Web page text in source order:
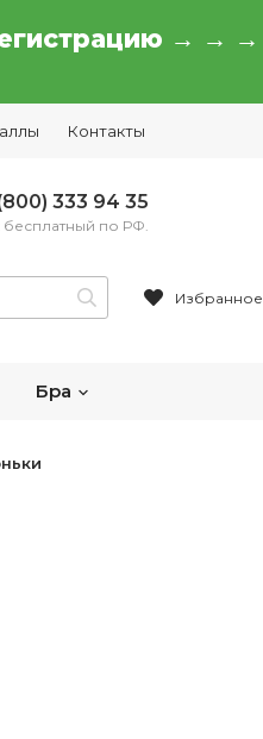
→ → →
Контакты
333 94 35
по РФ.
Избранное
Бра